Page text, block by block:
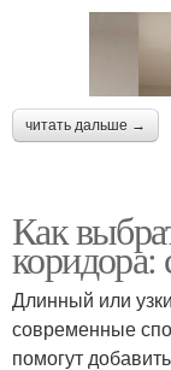
читать дальше →
Как
коридора:
Длинный или
современные
помогут